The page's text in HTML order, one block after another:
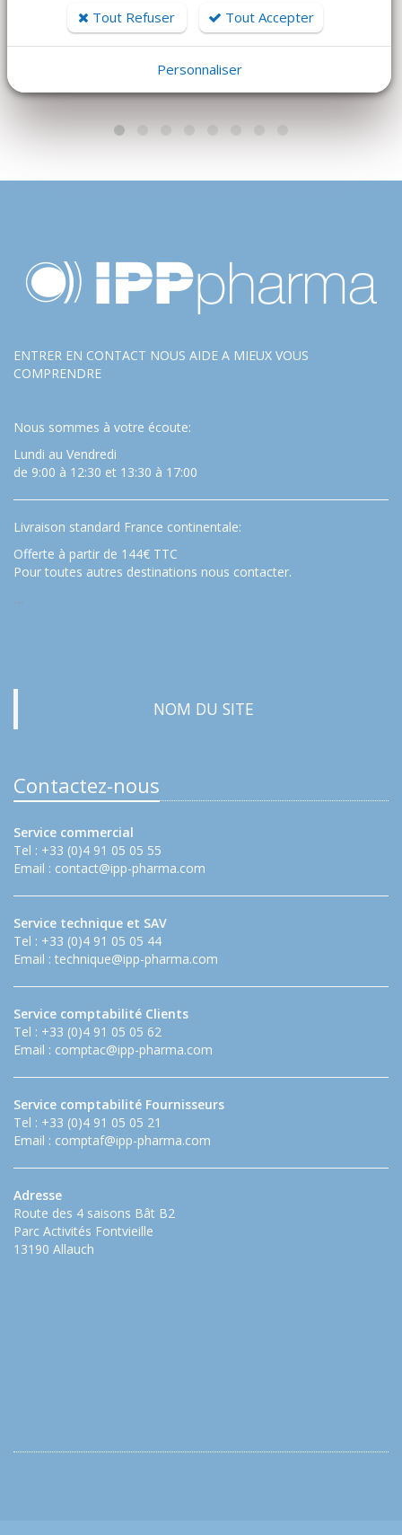
ENTRER EN CONTACT NOUS AIDE A MIEUX VOUS
COMPRENDRE
Nous sommes à votre écoute:
Lundi au Vendredi
de 9:00 à 12:30 et 13:30 à 17:00
Livraison standard France continentale:
Offerte à partir de 144€ TTC
Pour toutes autres destinations nous contacter.
…
NOM DU SITE
Contactez-nous
Service commercial
Tel : +33 (0)4 91 05 05 55
Email : contact@ipp-pharma.com
Service technique et SAV
Tel : +33 (0)4 91 05 05 44
Email : technique@ipp-pharma.com
Service comptabilité Clients
Tel : +33 (0)4 91 05 05 62
Email : comptac@ipp-pharma.com
Service comptabilité Fournisseurs
Tel : +33 (0)4 91 05 05 21
Email : comptaf@ipp-pharma.com
Adresse
Route des 4 saisons Bât B2
Parc Activités Fontvieille
13190 Allauch
Tout Refuser Tout Accepter
Personnaliser